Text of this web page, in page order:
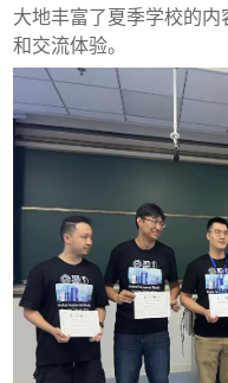
大地丰富了夏季学校的
和交流体验。